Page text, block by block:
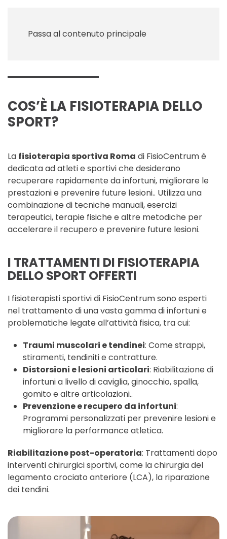
Passa al contenuto principale
COS’È LA FISIOTERAPIA DELLO
SPORT?
La fisioterapia sportiva Roma di FisioCentrum è
dedicata ad atleti e sportivi che desiderano
recuperare rapidamente da infortuni, migliorare le
prestazioni e prevenire future lesioni.. Utilizza una
combinazione di tecniche manuali, esercizi
terapeutici, terapie fisiche e altre metodiche per
accelerare il recupero e prevenire future lesioni.
I TRATTAMENTI DI FISIOTERAPIA
DELLO SPORT OFFERTI
I fisioterapisti sportivi di FisioCentrum sono esperti
nel trattamento di una vasta gamma di infortuni e
problematiche legate all’attività fisica, tra cui:
Traumi muscolari e tendinei: Come strappi,
stiramenti, tendiniti e contratture.
Distorsioni e lesioni articolari: Riabilitazione di
infortuni a livello di caviglia, ginocchio, spalla,
gomito e altre articolazioni..
Prevenzione e recupero da infortuni:
Programmi personalizzati per prevenire lesioni e
migliorare la performance atletica.
Riabilitazione post-operatoria: Trattamenti dopo
interventi chirurgici sportivi, come la chirurgia del
legamento crociato anteriore (LCA), la riparazione
dei tendini.